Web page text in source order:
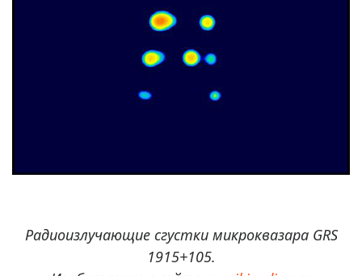
Радиоизлучающие сгустки микроквазара GRS
1915+105.